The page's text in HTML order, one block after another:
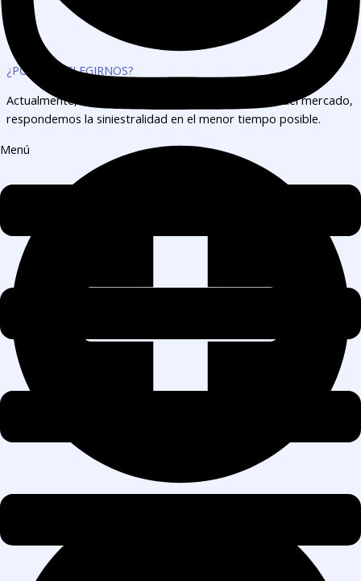
Menú
¿POR QUÉ ELEGIRNOS?
Actualmente, tenemos las primas más económicas del mercado,
respondemos la siniestralidad en el menor tiempo posible.